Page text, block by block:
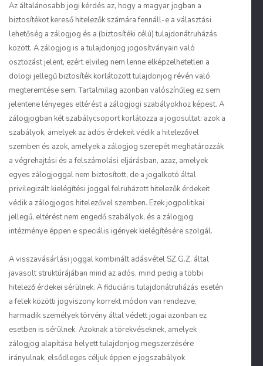
Az általánosabb jogi kérdés az, hogy a magyar jogban a
biztosítékot kereső hitelezők számára fennáll-e a választási
lehetőség a zálogjog és a (biztosítéki célú) tulajdonátruházás
között. A zálogjog is a tulajdonjog jogosítványain való
osztozást jelent, ezért elvileg nem lenne elképzelhetetlen a
dologi jellegű biztosíték korlátozott tulajdonjog révén való
megteremtése sem. Tartalmilag azonban valószínűleg ez sem
jelentene lényeges eltérést a zálogjogi szabályokhoz képest. A
zálogjogban két szabálycsoport korlátozza a jogosultat: azok a
szabályok, amelyek az adós érdekeit védik a hitelezővel
szemben és azok, amelyek a zálogjog szerepét meghatározzák
a végrehajtási és a felszámolási eljárásban, azaz, amelyek
egyes zálogjoggal nem biztosított, de a jogalkotó által
privilegizált kielégítési joggal felruházott hitelezők érdekeit
védik a zálogjogos hitelezővel szemben. Ezek jogpolitikai
jellegű, eltérést nem engedő szabályok, és a zálogjog
intézménye éppen e speciális igények kielégítésére szolgál.
A visszavásárlási joggal kombinált adásvétel SZ.G.Z. által
javasolt struktúrájában mind az adós, mind pedig a többi
hitelező érdekei sérülnek. A fiduciáris tulajdonátruházás esetén
a felek közötti jogviszony korrekt módon van rendezve,
harmadik személyek törvény által védett jogai azonban ez
esetben is sérülnek. Azoknak a törekvéseknek, amelyek
zálogjog alapítása helyett tulajdonjog megszerzésére
irányulnak, elsődleges céljuk éppen e jogszabályok